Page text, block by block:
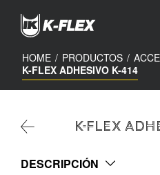
content
HOME / PRODUCTOS /
K-FLEX ADHESIVO K-414
K-FLEX
DESCRIPCIÓN